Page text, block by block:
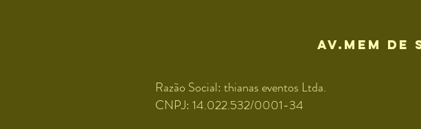
av.mem de
Razão Social: thianas eventos Ltda.
CNPJ: 14.022.532/0001-34